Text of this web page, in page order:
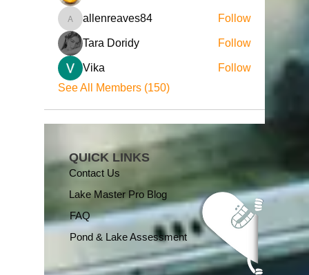
allenreaves84
allenreaves84 Follow
Tara Doridy Follow
Vika
Follow
See All Members (150)
QUICK LINKS
Contact Us
Lake Master Pro Blog
FAQ
Pond & Lake Assessment